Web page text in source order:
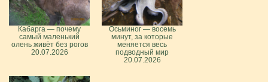
Кабарга — почему
самый маленький
олень живёт без рогов
20.07.2026
Осьминог — восемь
минут, за которые
меняется весь
подводный мир
20.07.2026